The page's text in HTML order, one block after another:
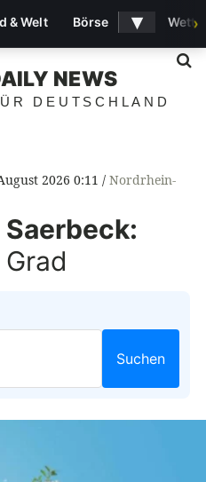
NEWS
DEUTSCHLAND
2026 0:11
Nordrhein-
Suchen
& Welt Börse ▾ ›